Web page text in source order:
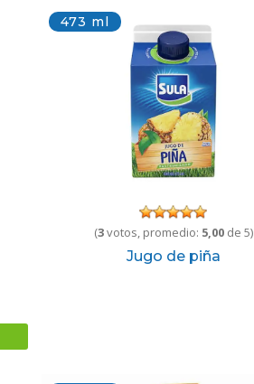
473 ml
(3votos, promedio: 5,00de 5)
Jugo de piña